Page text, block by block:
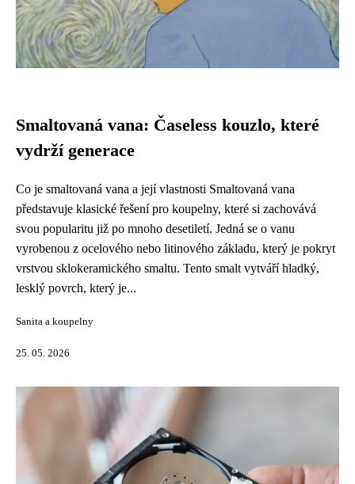
Smaltovaná vana: Časeless kouzlo, které
vydrží generace
Co je smaltovaná vana a její vlastnosti Smaltovaná vana
představuje klasické řešení pro koupelny, které si zachovává
svou popularitu již po mnoho desetiletí. Jedná se o vanu
vyrobenou z ocelového nebo litinového základu, který je pokryt
vrstvou sklokeramického smaltu. Tento smalt vytváří hladký,
lesklý povrch, který je...
Sanita a koupelny
25. 05. 2026